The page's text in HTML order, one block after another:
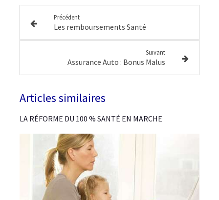
Précédent
Les remboursements Santé
Suivant
Assurance Auto : Bonus Malus
Articles similaires
LA RÉFORME DU 100 % SANTÉ EN MARCHE